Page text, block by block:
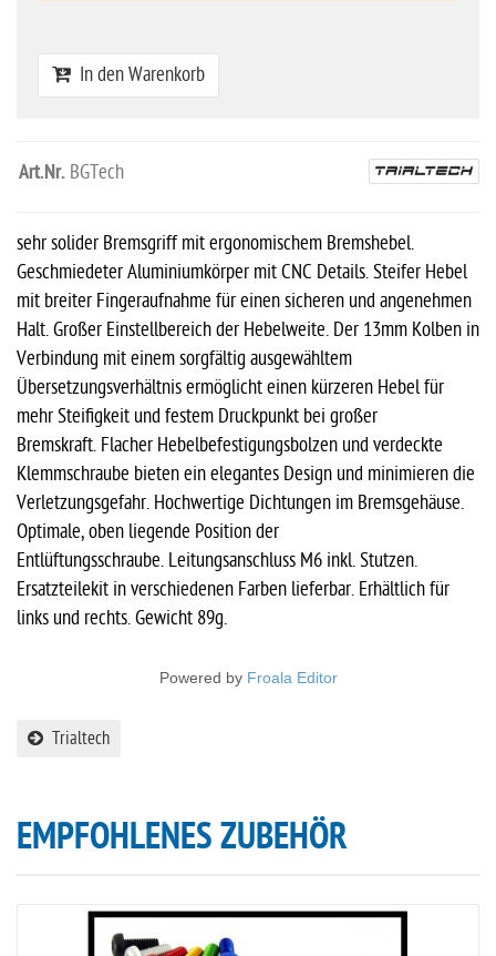
In den Warenkorb
Art.Nr. BGTech
sehr solider Bremsgriff mit ergonomischem Bremshebel.
Geschmiedeter Aluminiumkörper mit CNC Details. Steifer Hebel
mit breiter Fingeraufnahme für einen sicheren und angenehmen
Halt. Großer Einstellbereich der Hebelweite. Der 13mm Kolben in
Verbindung mit einem sorgfältig ausgewähltem
Übersetzungsverhältnis ermöglicht einen kürzeren Hebel für
mehr Steifigkeit und festem Druckpunkt bei großer
Bremskraft. Flacher Hebelbefestigungsbolzen und verdeckte
Klemmschraube bieten ein elegantes Design und minimieren die
Verletzungsgefahr. Hochwertige Dichtungen im Bremsgehäuse.
Optimale, oben liegende Position der
Entlüftungsschraube. Leitungsanschluss M6 inkl. Stutzen.
Ersatzteilekit in verschiedenen Farben lieferbar. Erhältlich für
links und rechts. Gewicht 89g.
Powered by Froala Editor
Trialtech
EMPFOHLENES ZUBEHÖR